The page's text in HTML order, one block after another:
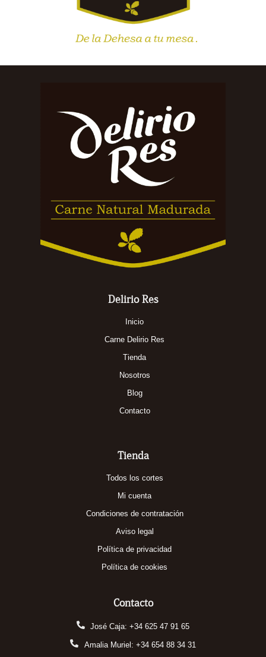
Delirio Res
Inicio
Carne Delirio Res
Tienda
Nosotros
Blog
Contacto
Tienda
Todos los cortes
Mi cuenta
Condiciones de contratación
Aviso legal
Política de privacidad
Política de cookies
Contacto
José Caja: +34 625 47 91 65
Amalia Muriel: +34 654 88 34 31